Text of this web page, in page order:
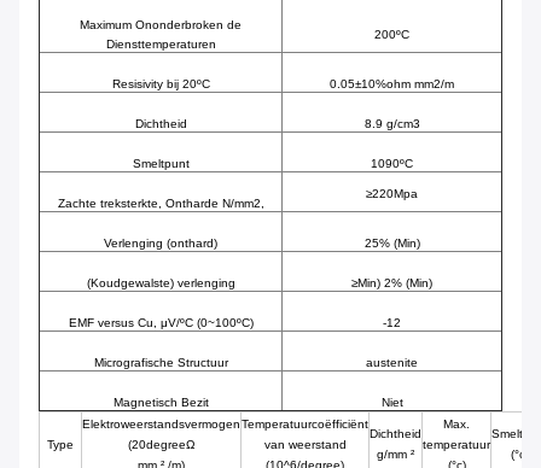
Maximum Ononderbroken de
Diensttemperaturen
200ºC
Resisivity bij 20ºC 0.05±10%ohm mm2/m
Dichtheid 8.9 g/cm3
Smeltpunt 1090ºC
Zachte treksterkte, Ontharde N/mm2,
≥220Mpa
Verlenging (onthard) 25% (Min)
(Koudgewalste) verlenging ≥Min) 2% (Min)
EMF versus Cu, μV/ºC (0~100ºC) -12
Micrografische Structuur austenite
Magnetisch Bezit Niet
Type
Elektroweerstandsvermogen
(20degreeΩ
Temperatuurcoëfficiënt
van weerstand
Dichtheid
g/mm ²
Max.
temperatuur
(°c)